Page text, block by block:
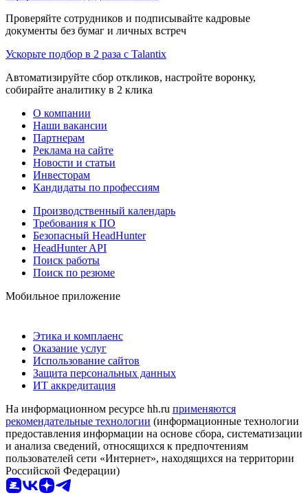
Проверяйте сотрудников и подписывайте кадровые
документы без бумаг и личных встреч
Ускорьте подбор в 2 раза с Talantix
Автоматизируйте сбор откликов, настройте воронку,
собирайте аналитику в 2 клика
О компании
Наши вакансии
Партнерам
Реклама на сайте
Новости и статьи
Инвесторам
Кандидаты по профессиям
Производственный календарь
Требования к ПО
Безопасный HeadHunter
HeadHunter API
Поиск работы
Поиск по резюме
Мобильное приложение
Этика и комплаенс
Оказание услуг
Использование сайтов
Защита персональных данных
ИТ аккредитация
На информационном ресурсе hh.ru применяются
рекомендательные технологии (информационные технологии
предоставления информации на основе сбора, систематизации
и анализа сведений, относящихся к предпочтениям
пользователей сети «Интернет», находящихся на территории
Российской Федерации)